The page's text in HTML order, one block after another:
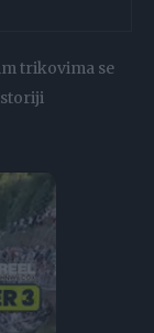
trikovima se